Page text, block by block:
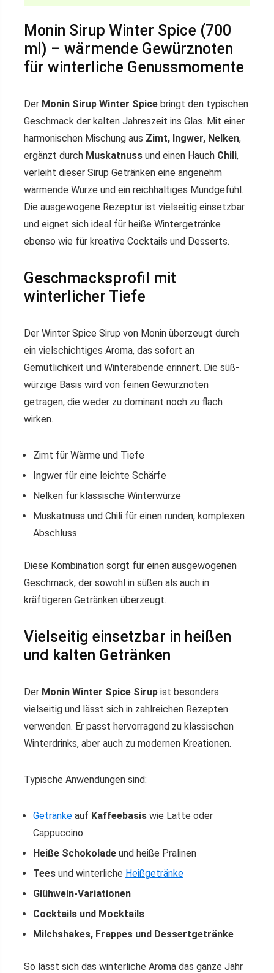
Monin Sirup Winter Spice (700
ml) – wärmende Gewürznoten
für winterliche Genussmomente
Der Monin Sirup Winter Spice bringt den typischen
Geschmack der kalten Jahreszeit ins Glas. Mit einer
harmonischen Mischung aus Zimt, Ingwer, Nelken,
ergänzt durch Muskatnuss und einen Hauch Chili,
verleiht dieser Sirup Getränken eine angenehm
wärmende Würze und ein reichhaltiges Mundgefühl.
Die ausgewogene Rezeptur ist vielseitig einsetzbar
und eignet sich ideal für heiße Wintergetränke
ebenso wie für kreative Cocktails und Desserts.
Geschmacksprofil mit
winterlicher Tiefe
Der Winter Spice Sirup von Monin überzeugt durch
ein vielschichtiges Aroma, das sofort an
Gemütlichkeit und Winterabende erinnert. Die süß-
würzige Basis wird von feinen Gewürznoten
getragen, die weder zu dominant noch zu flach
wirken.
Zimt für Wärme und Tiefe
Ingwer für eine leichte Schärfe
Nelken für klassische Winterwürze
Muskatnuss und Chili für einen runden, komplexen
Abschluss
Diese Kombination sorgt für einen ausgewogenen
Geschmack, der sowohl in süßen als auch in
kräftigeren Getränken überzeugt.
Vielseitig einsetzbar in heißen
und kalten Getränken
Der Monin Winter Spice Sirup ist besonders
vielseitig und lässt sich in zahlreichen Rezepten
verwenden. Er passt hervorragend zu klassischen
Winterdrinks, aber auch zu modernen Kreationen.
Typische Anwendungen sind:
Getränke auf Kaffeebasis wie Latte oder
Cappuccino
Heiße Schokolade und heiße Pralinen
Tees und winterliche Heißgetränke
Glühwein-Variationen
Cocktails und Mocktails
Milchshakes, Frappes und Dessertgetränke
So lässt sich das winterliche Aroma das ganze Jahr